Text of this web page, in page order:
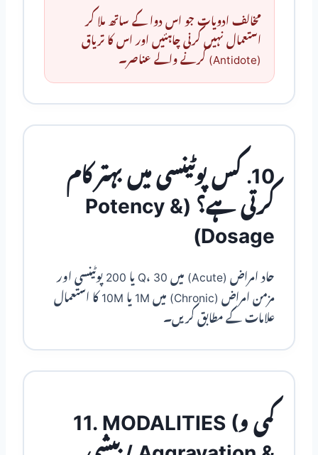
مخالف ادویات جو اس دوا کے ساتھ ملا کر
استعمال نہیں کرنی چاہئیں اور اس کا تریاق
(Antidote) کرنے والے عناصر۔
10. کس پوٹینسی میں بہتر کام
کرتی ہے؟ (Potency &
Dosage)
حاد امراض (Acute) میں Q، 30 یا 200 پوٹینسی اور
مزمن امراض (Chronic) میں 1M یا 10M کا استعمال
علامات کے مطابق کریں۔
11. MODALITIES (کمی و